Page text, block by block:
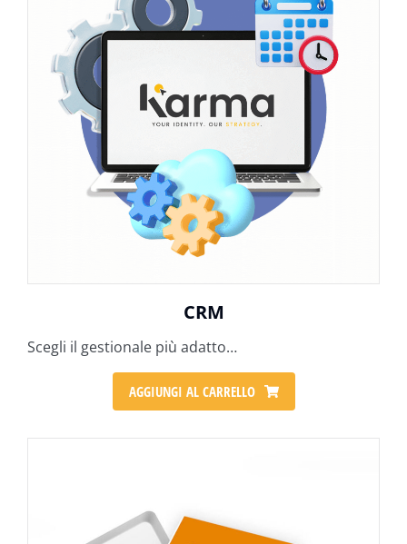
CRM
Scegli il gestionale più adatto…
AGGIUNGI AL CARRELLO